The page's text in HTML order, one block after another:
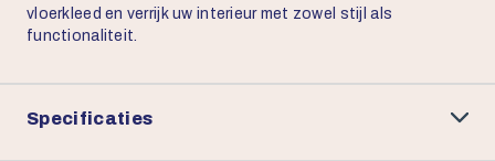
vloerkleed en verrijk uw interieur met zowel stijl als
functionaliteit.
Specificaties